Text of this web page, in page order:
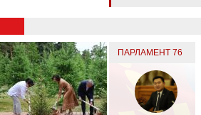
ПАРЛАМЕНТ 76